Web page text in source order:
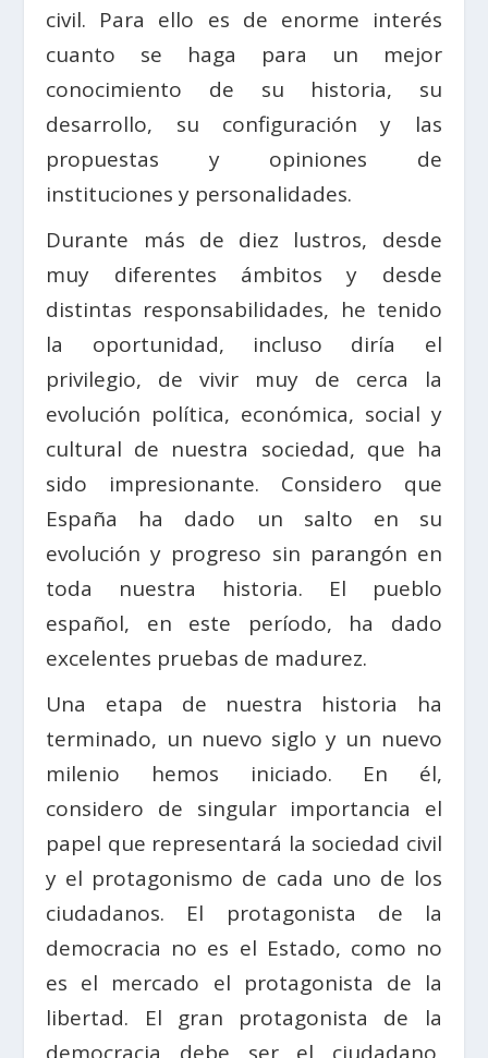
civil. Para ello es de enorme interés
cuanto se haga para un mejor
conocimiento de su historia, su
desarrollo, su configuración y las
propuestas y opiniones de
instituciones y personalidades.
Durante más de diez lustros, desde
muy diferentes ámbitos y desde
distintas responsabilidades, he tenido
la oportunidad, incluso diría el
privilegio, de vivir muy de cerca la
evolución política, económica, social y
cultural de nuestra sociedad, que ha
sido impresionante. Considero que
España ha dado un salto en su
evolución y progreso sin parangón en
toda nuestra historia. El pueblo
español, en este período, ha dado
excelentes pruebas de madurez.
Una etapa de nuestra historia ha
terminado, un nuevo siglo y un nuevo
milenio hemos iniciado. En él,
considero de singular importancia el
papel que representará la sociedad civil
y el protagonismo de cada uno de los
ciudadanos. El protagonista de la
democracia no es el Estado, como no
es el mercado el protagonista de la
libertad. El gran protagonista de la